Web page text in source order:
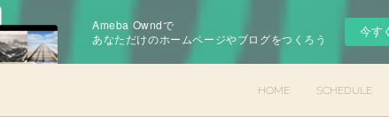
Ameba Owndで
あなただけのホームページやブログをつくろう
今す
HOME SCHEDULE